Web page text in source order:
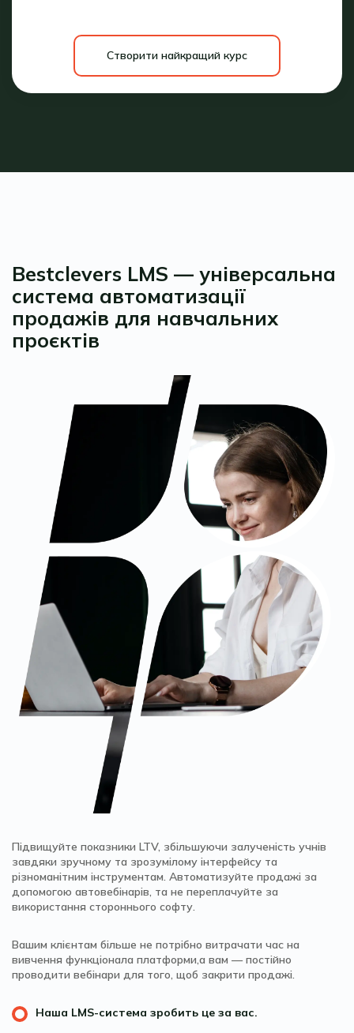
Створити найкращий курс
Bestclevers LMS — універсальна
система автоматизації
продажів для навчальних
проєктів
Підвищуйте показники LTV, збільшуючи залученість учнів
завдяки зручному та зрозумілому інтерфейсу та
різноманітним інструментам. Автоматизуйте продажі за
допомогою автовебінарів, та не переплачуйте за
використання стороннього софту.
Вашим клієнтам більше не потрібно витрачати час на
вивчення функціонала платформи,а вам — постійно
проводити вебінари для того, щоб закрити продажі.
Наша LMS-система зробить це за вас.